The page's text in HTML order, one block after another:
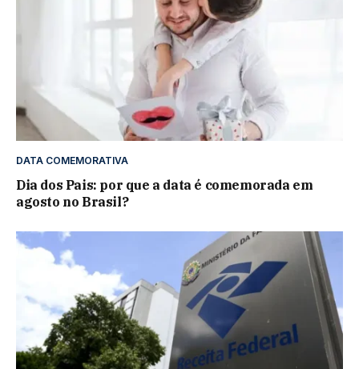
DATA COMEMORATIVA
Dia dos Pais: por que a data é comemorada em
agosto no Brasil?